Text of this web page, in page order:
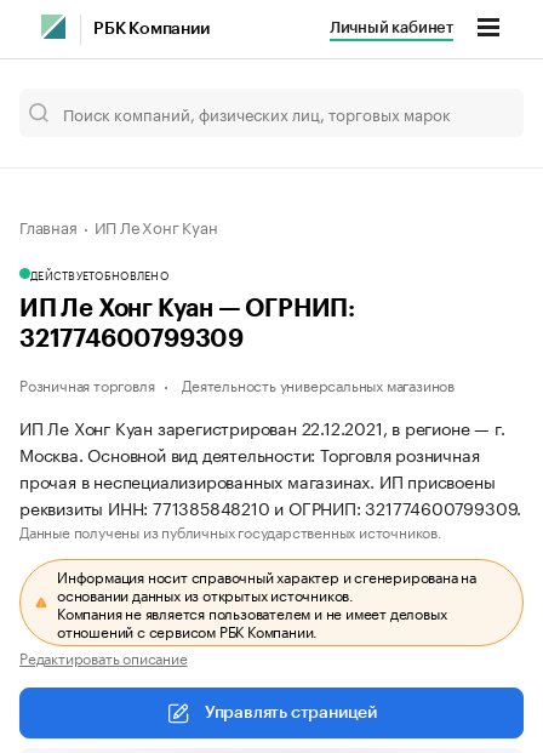
РБК Компании Личный кабинет
Главная ИП Ле Хонг Куан
ДЕЙСТВУЕТОБНОВЛЕНО
ИП Ле Хонг Куан — ОГРНИП:
321774600799309
Розничная торговля Деятельность универсальных магазинов
ИП Ле Хонг Куан зарегистрирован 22.12.2021, в регионе — г.
Москва. Основной вид деятельности: Торговля розничная
прочая в неспециализированных магазинах. ИП присвоены
реквизиты ИНН: 771385848210 и ОГРНИП: 321774600799309.
Данные получены из публичных государственных источников.
Информация носит справочный характер и сгенерирована на
основании данных из открытых источников.
Компания не является пользователем и не имеет деловых
отношений с сервисом РБК Компании.
Редактировать описание
Управлять страницей